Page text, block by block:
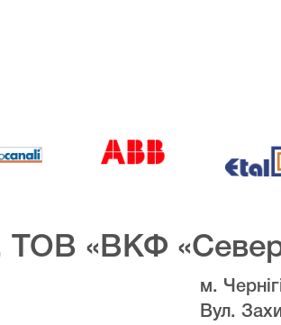
ТОВ «ВКФ
м.
Вул.